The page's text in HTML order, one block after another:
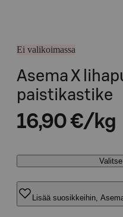
Ei valikoimassa
Asema X
paistikastike
16,90 €/kg
Lisää suosikkeihin,